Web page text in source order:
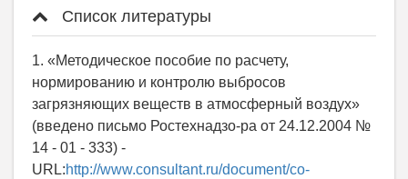
Список литературы
1. «Методическое пособие по расчету,
нормированию и контролю выбросов
загрязняющих веществ в атмосферный воздух»
(введено письмо Ростехнадзо-ра от 24.12.2004 №
14 - 01 - 333) -
URL:http://www.consultant.ru/document/co-